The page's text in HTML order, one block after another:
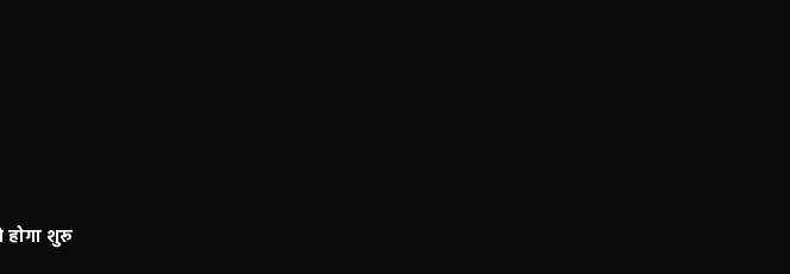
होगा शुरू